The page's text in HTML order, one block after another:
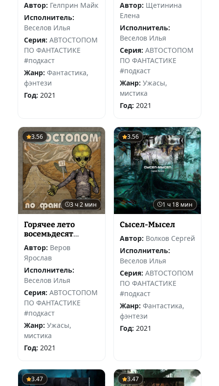
Автор: Гелприн Майк
Исполнитель:
Веселов Илья
Серия: АВТОСТОПОМ
ПО ФАНТАСТИКЕ
#подкаст
Жанр: Фантастика,
фэнтези
Год: 2021
Автор: Щетинина
Елена
Исполнитель:
Веселов Илья
Серия: АВТОСТОПОМ
ПО ФАНТАСТИКЕ
#подкаст
Жанр: Ужасы,
мистика
Год: 2021
3.56
3 ч 2 мин
Горячее лето
восемьдесят
третьего
Автор: Веров
Ярослав
Исполнитель:
Веселов Илья
Серия: АВТОСТОПОМ
ПО ФАНТАСТИКЕ
#подкаст
Жанр: Ужасы,
мистика
Год: 2021
3.56
1 ч 18 мин
Сысел-Мысел
Автор: Волков Сергей
Исполнитель:
Веселов Илья
Серия: АВТОСТОПОМ
ПО ФАНТАСТИКЕ
#подкаст
Жанр: Фантастика,
фэнтези
Год: 2021
3.47 3.47